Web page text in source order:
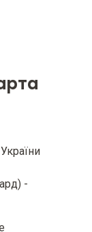
або
-